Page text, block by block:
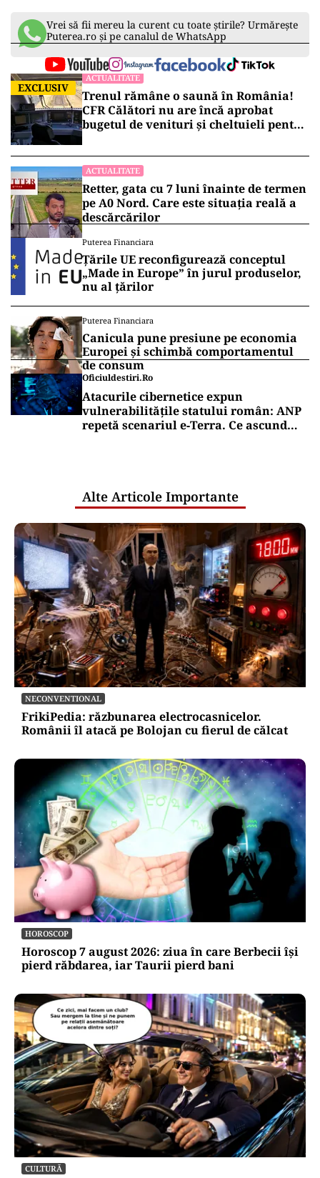
Vrei să fii mereu la curent cu toate știrile? Urmărește
Puterea.ro și pe canalul de WhatsApp
EXCLUSIV
ACTUALITATE
Trenul rămâne o saună în România!
CFR Călători nu are încă aprobat
bugetul de venituri și cheltuieli pentru
ACTUALITATE
Retter, gata cu 7 luni înainte de termen
pe A0 Nord. Care este situația reală a
descărcărilor
Puterea Financiara
Țările UE reconfigurează conceptul
„Made in Europe” în jurul produselor,
nu al țărilor
Puterea Financiara
Canicula pune presiune pe economia
Europei și schimbă comportamentul
de consum
Oficiuldestiri.ro
Atacurile cibernetice expun
vulnerabilitățile statului român: ANP
repetă scenariul e‑Terra. Ce ascund
Alte Articole Importante
NECONVENTIONAL
FrikiPedia: răzbunarea electrocasnicelor.
Românii îl atacă pe Bolojan cu fierul de călcat
HOROSCOP
Horoscop 7 august 2026: ziua în care Berbecii își
pierd răbdarea, iar Taurii pierd bani
CULTURĂ